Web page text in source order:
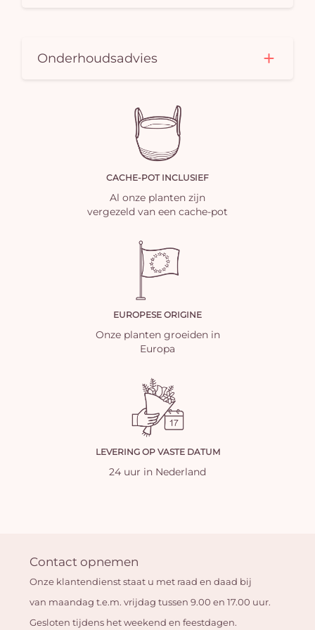
Onderhoudsadvies
CACHE-POT INCLUSIEF
Al onze planten zijn
vergezeld van een cache-pot
EUROPESE ORIGINE
Onze planten groeiden in
Europa
LEVERING OP VASTE DATUM
24 uur in Nederland
Contact opnemen
Onze klantendienst staat u met raad en daad bij
van maandag t.e.m. vrijdag tussen 9.00 en 17.00 uur.
Gesloten tijdens het weekend en feestdagen.